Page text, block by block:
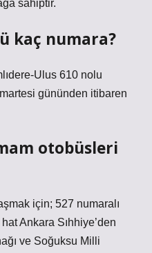
sahiptir.
kaç numara?
Ulus 610 nolu
gününden itibaren
otobüsleri
için; 527 numaralı
Ankara Sıhhiye’den
ve Soğuksu Milli